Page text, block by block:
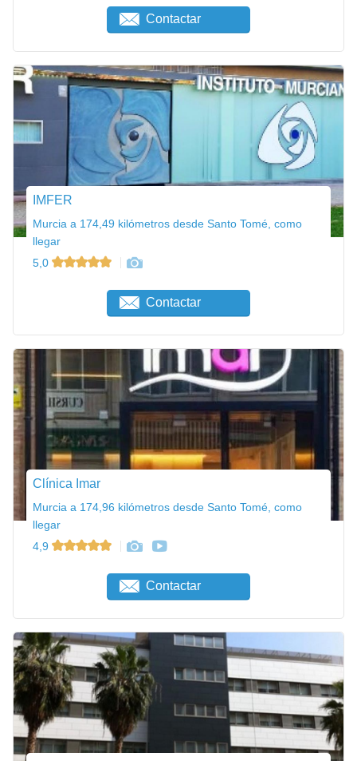
Contactar
IMFER
Murcia a 174,49 kilómetros desde Santo Tomé, como
llegar
5,0
Contactar
Clínica Imar
Murcia a 174,96 kilómetros desde Santo Tomé, como
llegar
4,9
Contactar